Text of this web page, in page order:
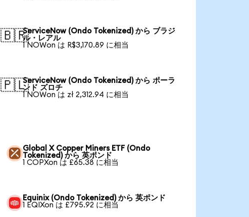
🇧🇷ServiceNow (Ondo Tokenized) から ブラジ
ル・レアル
1 NOWon は R$3,170.89 に相当
🇵🇱ServiceNow (Ondo Tokenized) から ポーラ
ンド ズロチ
1 NOWon は zł 2,312.94 に相当
Global X Copper Miners ETF (Ondo
Tokenized) から 英ポンド
1 COPXon は £65.38 に相当
Equinix (Ondo Tokenized) から 英ポンド
1 EQIXon は £795.92 に相当